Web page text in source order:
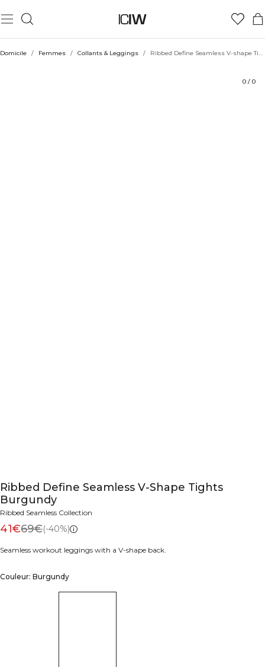
Domicile / Femmes / Collants & Leggings / Ribbed Define Seamless V-shape Tights Burgundy
0 / 0
Ribbed Define Seamless V-Shape Tights
Burgundy
Ribbed Seamless Collection
41€69€(-40%)
Seamless workout leggings with a V-shape back.
Couleur: Burgundy